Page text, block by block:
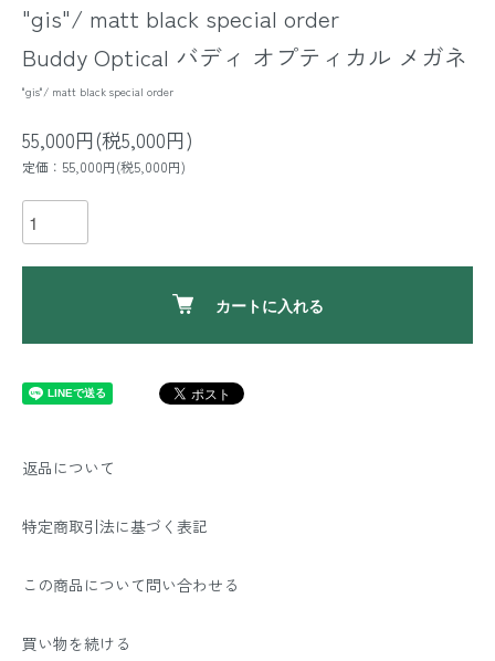
"gis"/ matt black special order
Buddy Optical バディ オプティカル メガネ
"gis"/ matt black special order
55,000円(税5,000円)
定価：55,000円(税5,000円)
カートに入れる
返品について
特定商取引法に基づく表記
この商品について問い合わせる
買い物を続ける